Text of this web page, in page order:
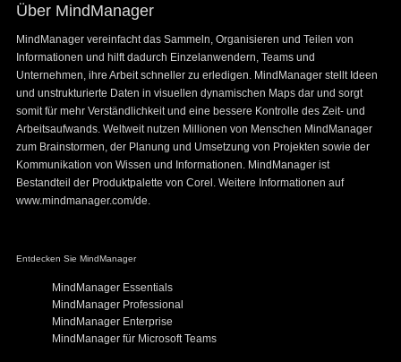
Über MindManager
MindManager vereinfacht das Sammeln, Organisieren und Teilen von
Informationen und hilft dadurch Einzelanwendern, Teams und
Unternehmen, ihre Arbeit schneller zu erledigen. MindManager stellt Ideen
und unstrukturierte Daten in visuellen dynamischen Maps dar und sorgt
somit für mehr Verständlichkeit und eine bessere Kontrolle des Zeit- und
Arbeitsaufwands. Weltweit nutzen Millionen von Menschen MindManager
zum Brainstormen, der Planung und Umsetzung von Projekten sowie der
Kommunikation von Wissen und Informationen. MindManager ist
Bestandteil der Produktpalette von Corel. Weitere Informationen auf
www.mindmanager.com/de.
Entdecken Sie MindManager
MindManager Essentials
MindManager Professional
MindManager Enterprise
MindManager für Microsoft Teams